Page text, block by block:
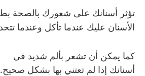
تؤثر أسنانك على شعورك بالصحة
الأسنان عليك عندما تأكل وعندما
كما يمكن أن تشعر بألم شديد في
أسنانك إذا لم تعتني بها بشكل صحيح.